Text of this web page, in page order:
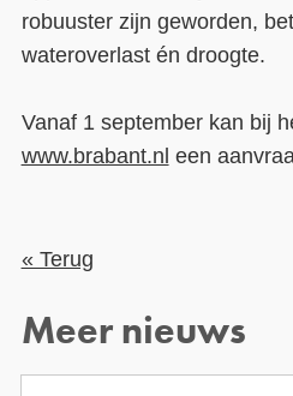
robuuster zijn geworden,
wateroverlast én droogte.
Vanaf 1 september kan bij
www.brabant.nl een
« Terug
Meer nieuws